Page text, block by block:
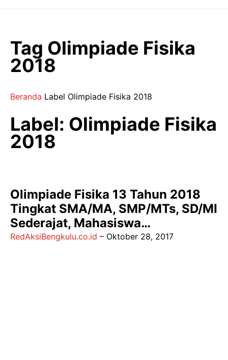
Tag Olimpiade Fisika
2018
Beranda Label Olimpiade Fisika 2018
Label: Olimpiade Fisika
2018
Olimpiade Fisika 13 Tahun 2018
Tingkat SMA/MA, SMP/MTs, SD/MI
Sederajat, Mahasiswa…
RedAksiBengkulu.co.id – Oktober 28, 2017